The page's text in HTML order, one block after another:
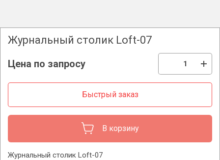
Журнальный столик Loft-07
Цена по запросу
В корзину
Быстрый заказ
Журнальный столик Loft-07